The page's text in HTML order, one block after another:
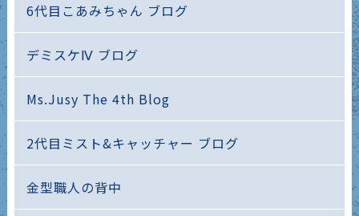
6代目こあみちゃん ブログ
デミスケⅣ ブログ
Ms.Jusy The 4th Blog
2代目ミスト&キャッチャー ブログ
金型職人の背中